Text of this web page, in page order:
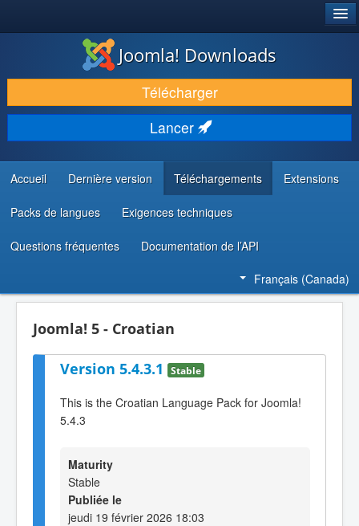
TÉLÉCHARGER & ENRICHIR
DÉCOUVRIR & APPRENDRE
COMMUNAUTÉ & SUPPORT
RESSOURCES DÉVELOPPEURS
Joomla! Downloads
Télécharger
Lancer
Accueil Dernière version Téléchargements Extensions
Packs de langues Exigences techniques
Questions fréquentes Documentation de l’API
Français (Canada)
Joomla! 5 - Croatian
Version 5.4.3.1 Stable
This is the Croatian Language Pack for Joomla!
5.4.3
Maturity
Stable
Publiée le
jeudi 19 février 2026 18:03